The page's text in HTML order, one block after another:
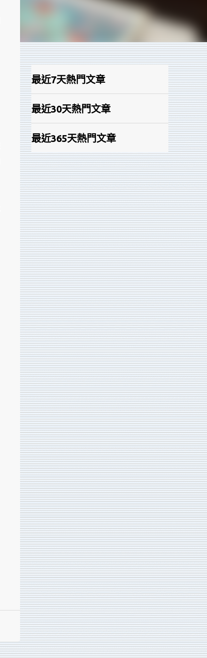
最近7天熱門文章
最近30天熱門文章
最近365天熱門文章